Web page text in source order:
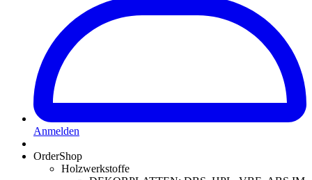
Anmelden
OrderShop
Holzwerkstoffe